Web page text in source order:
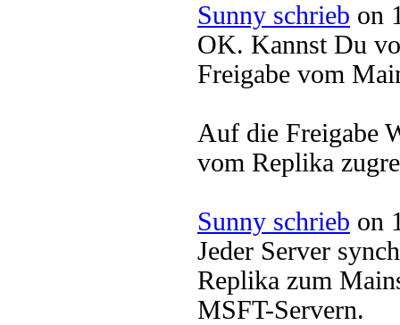
Sunny schrieb on
OK. Kannst Du
Freigabe vom
Auf die Freigabe
vom Replika
Sunny schrieb on
Jeder Server
Replika zum
MSFT-Servern.